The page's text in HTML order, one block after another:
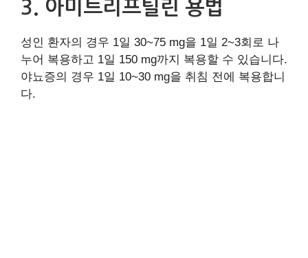
3. 아미트리프틸린 용법
성인 환자의 경우 1일 30~75 mg을 1일 2~3회로 나
누어 복용하고 1일 150 mg까지 복용할 수 있습니다.
야뇨증의 경우 1일 10~30 mg을 취침 전에 복용합니
다.